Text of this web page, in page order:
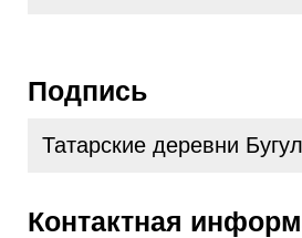
Подпись
Татарские деревни
Контактная